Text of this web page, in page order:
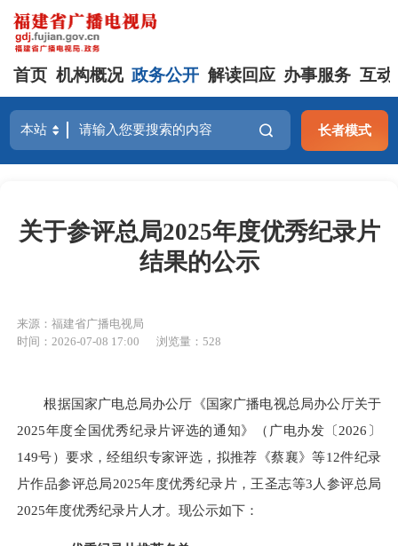
首页 机构概况 政务公开 解读回应 办事服务 互动
长者模式
关于参评总局2025年度优秀纪录片
结果的公示
来源：福建省广播电视局
时间：2026-07-08 17:00
浏览量：528
根据国家广电总局办公厅《国家广播电视总局办公厅关于
2025年度全国优秀纪录片评选的通知》（广电办发〔2026〕
149号）要求，经组织专家评选，拟推荐《蔡襄》等12件纪录
片作品参评总局2025年度优秀纪录片，王圣志等3人参评总局
2025年度优秀纪录片人才。现公示如下：